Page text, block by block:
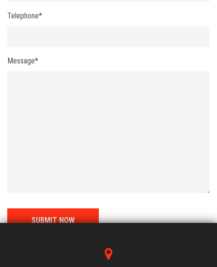
Telephone*
Message*